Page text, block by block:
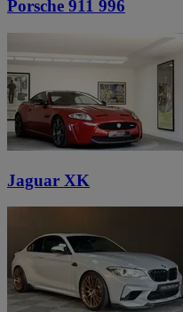
Porsche 911 996
Jaguar XK